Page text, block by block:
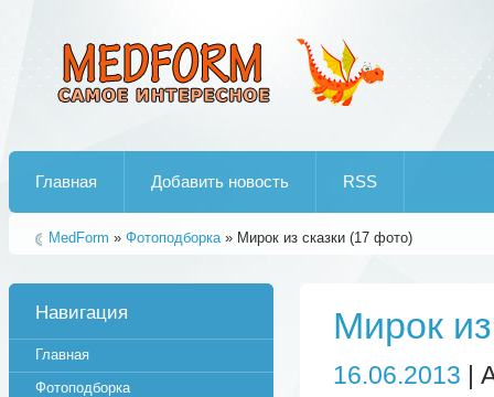
Главная Добавить новость RSS
MedForm » Фотоподборка» Мирок из сказки (17 фото)
Мирок
16.06.2013 |
Навигация
Главная
Фотоподборка